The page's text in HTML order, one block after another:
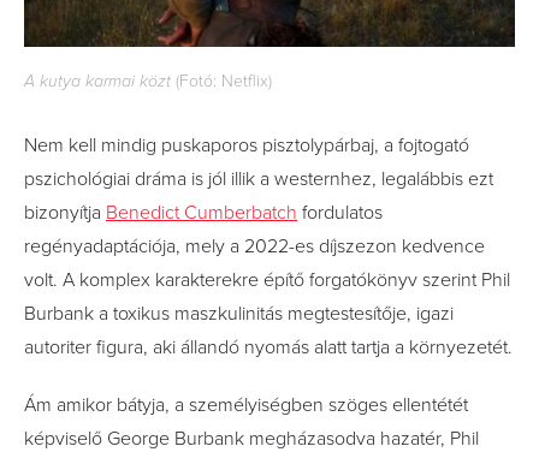
A kutya karmai közt (Fotó: Netflix)
Nem kell mindig puskaporos pisztolypárbaj, a fojtogató
pszichológiai dráma is jól illik a westernhez, legalábbis ezt
bizonyítja Benedict Cumberbatch fordulatos
regényadaptációja, mely a 2022-es díjszezon kedvence
volt. A komplex karakterekre építő forgatókönyv szerint Phil
Burbank a toxikus maszkulinitás megtestesítője, igazi
autoriter figura, aki állandó nyomás alatt tartja a környezetét.
Ám amikor bátyja, a személyiségben szöges ellentétét
képviselő George Burbank megházasodva hazatér, Phil